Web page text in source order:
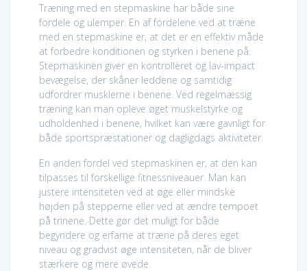
Træning med en stepmaskine har både sine
fordele og ulemper. En af fordelene ved at træne
med en stepmaskine er, at det er en effektiv måde
at forbedre konditionen og styrken i benene på.
Stepmaskinen giver en kontrolleret og lav-impact
bevægelse, der skåner leddene og samtidig
udfordrer musklerne i benene. Ved regelmæssig
træning kan man opleve øget muskelstyrke og
udholdenhed i benene, hvilket kan være gavnligt for
både sportspræstationer og dagligdags aktiviteter.
En anden fordel ved stepmaskinen er, at den kan
tilpasses til forskellige fitnessniveauer. Man kan
justere intensiteten ved at øge eller mindske
højden på stepperne eller ved at ændre tempoet
på trinene. Dette gør det muligt for både
begyndere og erfarne at træne på deres eget
niveau og gradvist øge intensiteten, når de bliver
stærkere og mere øvede.